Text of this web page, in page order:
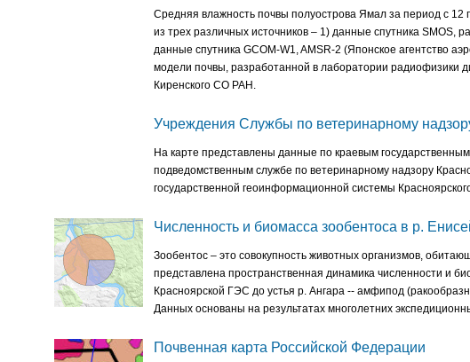
Средняя влажность почвы полуострова Ямал за период с 12
из трех различных источников – 1) данные спутника SMOS,
данные спутника GCOM-W1, AMSR-2 (Японское агентство
модели почвы, разработанной в лаборатории радиофизики
Киренского СО РАН.
Учреждения Службы по ветеринарному
На карте представлены данные по краевым
подведомственным службе по ветеринарному надзору
государственной геоинформационной системы
Численность и биомасса зообентоса в р.
Зообентос – это совокупность животных организмов,
представлена пространственная динамика численности и
Красноярской ГЭС до устья р. Ангара -- амфипод
Данных основаны на результатах многолетних
Почвенная карта Российской Федерации